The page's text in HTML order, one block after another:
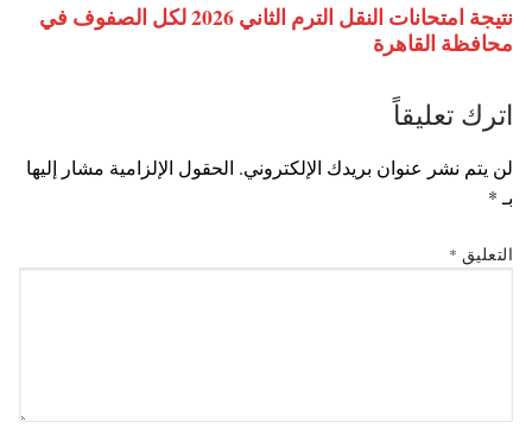
نتيجة امتحانات النقل الترم الثاني 2026 لكل الصفوف في
محافظة القاهرة
اترك تعليقاً
لن يتم نشر عنوان بريدك الإلكتروني. الحقول الإلزامية مشار إليها
بـ *
التعليق *